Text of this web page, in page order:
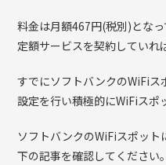
料金は月額467円(税別)とな
定額サービスを契約していれ
すでにソフトバンクのWiFiス
設定を行い積極的にWiFiスポ
ソフトバンクのWiFiスポッ
下の記事を確認してください。